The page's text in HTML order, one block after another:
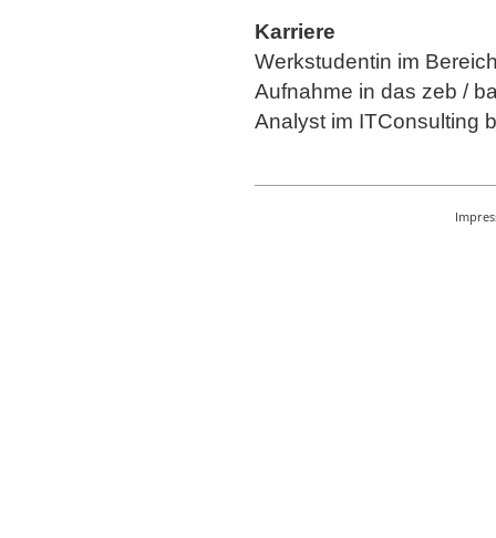
Karriere
Werkstudentin im
Aufnahme in das zeb /
Analyst im ITConsulting